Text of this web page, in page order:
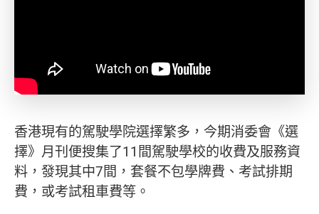
香港現有的駕駛學院選擇繁多，今期消委會《選
擇》月刊便搜集了11間駕駛學校的收費及服務資
料，發現其中7間，套餐不包學牌費、考試排期
費，或考試租車費等。